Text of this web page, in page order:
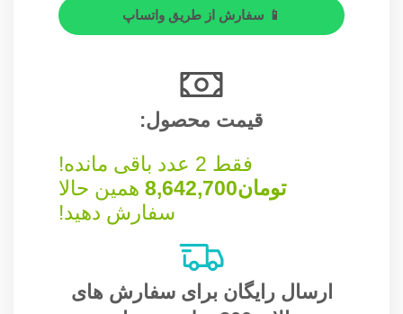
📱 سفارش از طریق واتساپ
قیمت محصول:​
فقط 2 عدد باقی مانده!
تومان8,642,700 همین حالا
سفارش دهید!
ارسال رایگان برای سفارش های